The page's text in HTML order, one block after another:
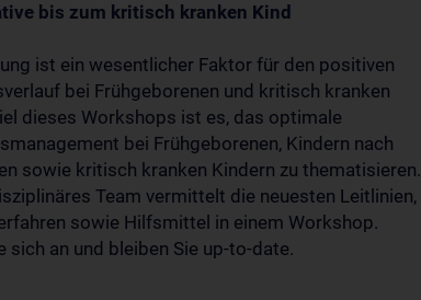
bis zum kritisch kranken Kind
ist ein wesentlicher Faktor für den positiven
bei Frühgeborenen und kritisch kranken
dieses Workshops ist es, das optimale
bei Frühgeborenen, Kindern nach
sowie kritisch kranken Kindern zu thematisieren.
Team vermittelt die neuesten Leitlinien,
sowie Hilfsmittel in einem Workshop.
sich an und bleiben Sie up-to-date.